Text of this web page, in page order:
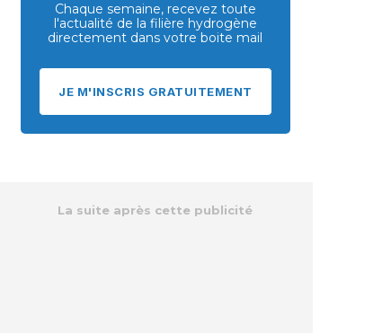
Chaque semaine, recevez toute
l'actualité de la filière hydrogène
directement dans votre boite mail
JE M'INSCRIS GRATUITEMENT